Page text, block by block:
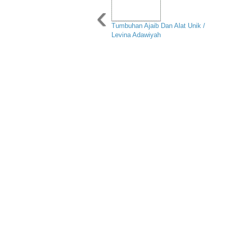
Tumbuhan Ajaib Dan Alat Unik /
Levina Adawiyah
‹